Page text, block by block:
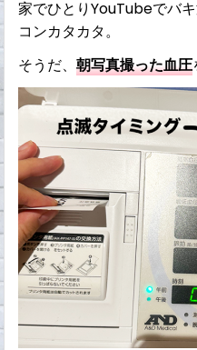
家でひとりYouTubeでバ
コンカタカタ。
そうだ、朝写真撮った血圧